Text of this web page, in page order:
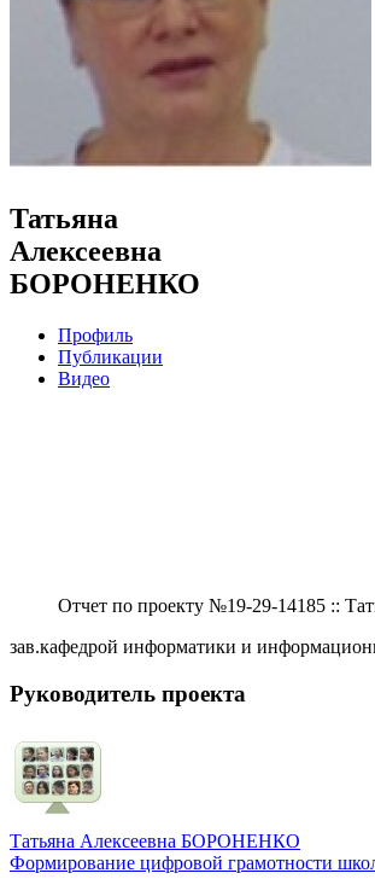
Татьяна
Алексеевна
БОРОНЕНКО
Профиль
Публикации
Видео
Отчет по проекту №19-29-14185 ::
зав.кафедрой информатики и
Руководитель проекта
Татьяна Алексеевна БОРОНЕНКО
Формирование цифровой грамотности